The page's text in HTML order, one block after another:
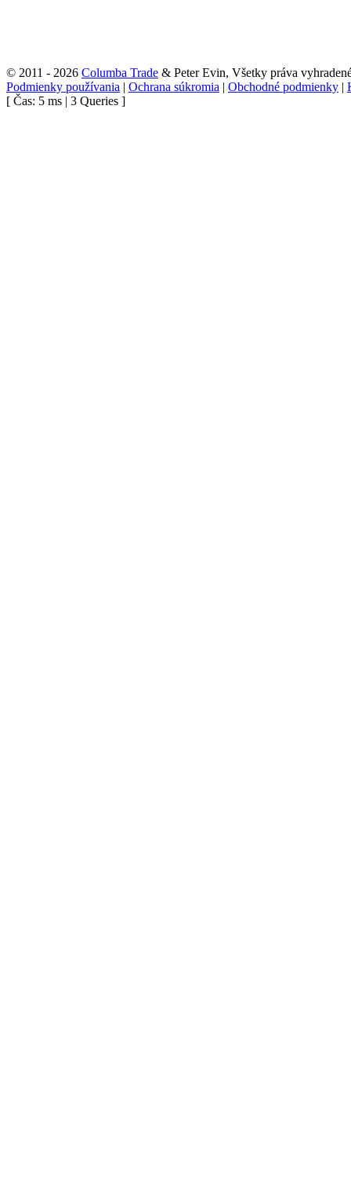
© 2011 - 2026 Columba Trade & Peter Evin, Všetky práva
Podmienky používania | Ochrana súkromia | Obchodné podmienky |
[ Čas: 5 ms | 3 Queries ]